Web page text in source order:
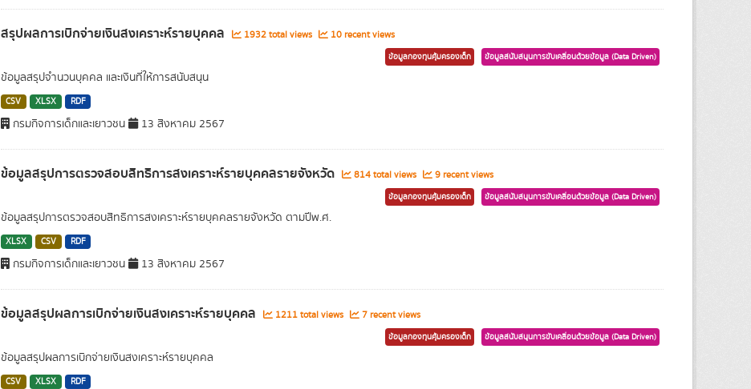
สรุปผลการเบิกจ่ายเงินสงเคราะห์รายบุคคล 1932 total views 10 recent views
ข้อมูลกองทุนคุ้มครองเด็ก ข้อมูลสนับสนุนการขับเคลื่อนด้วยข้อมูล (Data Driven)
ข้อมูลสรุปจำนวนบุคคล และเงินที่ให้การสนับสนุน
CSV XLSX RDF
กรมกิจการเด็กและเยาวชน 13 สิงหาคม 2567
ข้อมูลสรุปการตรวจสอบสิทธิการสงเคราะห์รายบุคคลรายจังหวัด 814 total views 9 recent views
ข้อมูลกองทุนคุ้มครองเด็ก ข้อมูลสนับสนุนการขับเคลื่อนด้วยข้อมูล (Data Driven)
ข้อมูลสรุปการตรวจสอบสิทธิการสงเคราะห์รายบุคคลรายจังหวัด ตามปีพ.ศ.
XLSX CSV RDF
กรมกิจการเด็กและเยาวชน 13 สิงหาคม 2567
ข้อมูลสรุปผลการเบิกจ่ายเงินสงเคราะห์รายบุคคล 1211 total views 7 recent views
ข้อมูลกองทุนคุ้มครองเด็ก ข้อมูลสนับสนุนการขับเคลื่อนด้วยข้อมูล (Data Driven)
ข้อมูลสรุปผลการเบิกจ่ายเงินสงเคราะห์รายบุคคล
CSV XLSX RDF